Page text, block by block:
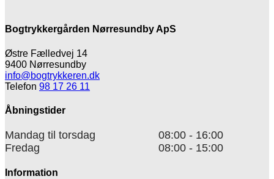
Bogtrykkergården Nørresundby ApS
Østre Fælledvej 14
9400 Nørresundby
info@bogtrykkeren.dk
Telefon 98 17 26 11
Åbningstider
Mandag til torsdag
08:00 - 16:00
Fredag
08:00 - 15:00
Information